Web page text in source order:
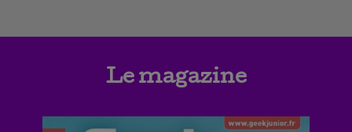
Le magazine